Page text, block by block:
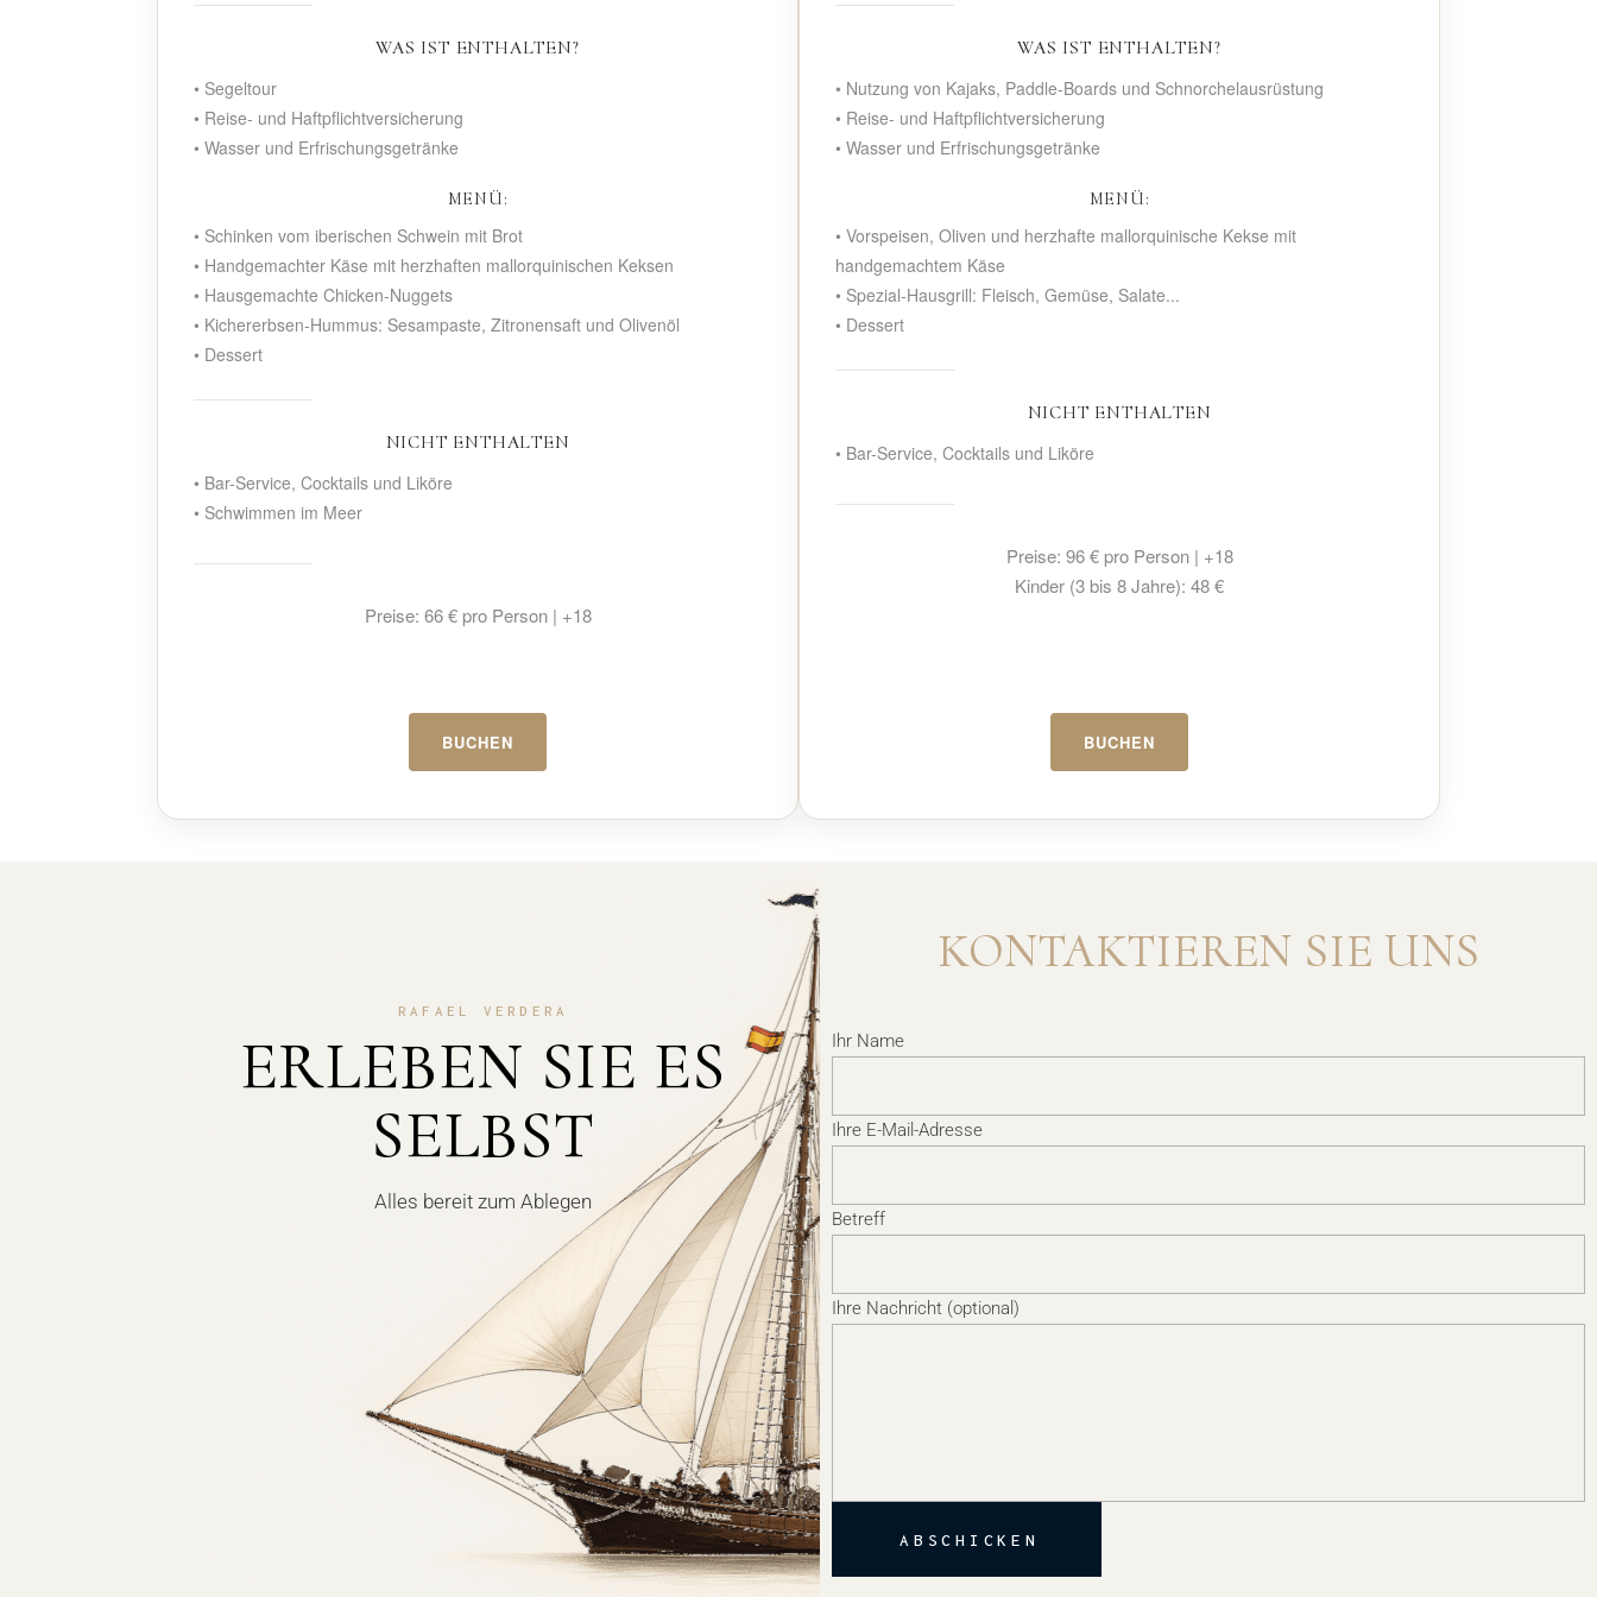
WAS IST ENTHALTEN?
• Segeltour
• Reise- und Haftpflichtversicherung
• Wasser und Erfrischungsgetränke
MENÜ:
• Schinken vom iberischen Schwein mit Brot
• Handgemachter Käse mit herzhaften mallorquinischen Keksen
• Hausgemachte Chicken-Nuggets
• Kichererbsen-Hummus: Sesampaste, Zitronensaft und Olivenöl
• Dessert
NICHT ENTHALTEN
• Bar-Service, Cocktails und Liköre
• Schwimmen im Meer
Preise: 66 € pro Person | +18
BUCHEN
WAS IST ENTHALTEN?
• Nutzung von Kajaks, Paddle-Boards und Schnorchelausrüstung
• Reise- und Haftpflichtversicherung
• Wasser und Erfrischungsgetränke
MENÜ:
• Vorspeisen, Oliven und herzhafte mallorquinische Kekse mit
handgemachtem Käse
• Spezial-Hausgrill: Fleisch, Gemüse, Salate...
• Dessert
NICHT ENTHALTEN
• Bar-Service, Cocktails und Liköre
Preise: 96 € pro Person | +18
Kinder (3 bis 8 Jahre): 48 €
BUCHEN
RAFAEL VERDERA
ERLEBEN SIE ES
SELBST
Alles bereit zum Ablegen
KONTAKTIEREN SIE UNS
Ihr Name
Ihre E-Mail-Adresse
Betreff
Ihre Nachricht (optional)
ABSCHICKEN